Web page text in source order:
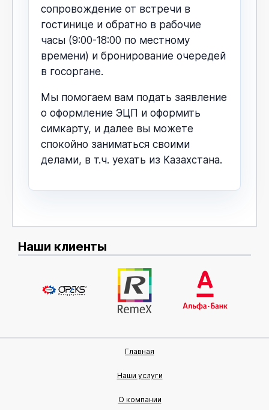
сопровождение от встречи в
гостинице и обратно в рабочие
часы (9:00-18:00 по местному
времени) и бронирование очередей
в госоргане.
Мы помогаем вам подать заявление
о оформление ЭЦП и оформить
симкарту, и далее вы можете
спокойно заниматься своими
делами, в т.ч. уехать из Казахстана.
Наши клиенты
Главная
Наши услуги
О компании